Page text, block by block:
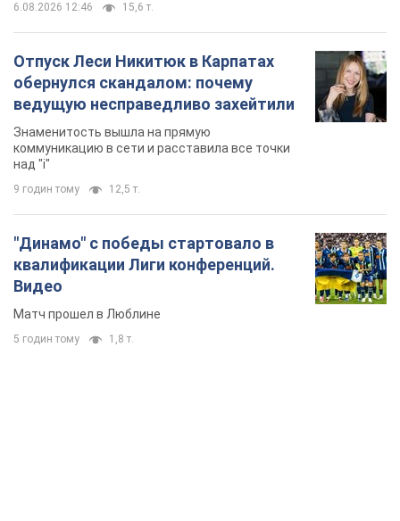
6.08.2026 12:46 15,6 т.
Отпуск Леси Никитюк в Карпатах
обернулся скандалом: почему
ведущую несправедливо захейтили
Знаменитость вышла на прямую
коммуникацию в сети и расставила все точки
над "i"
9 годин тому 12,5 т.
"Динамо" с победы стартовало в
квалификации Лиги конференций.
Видео
Матч прошел в Люблине
5 годин тому 1,8 т.